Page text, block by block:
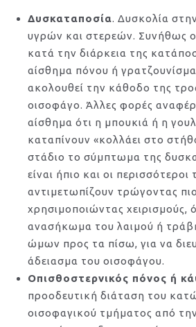
Δυσκαταποσία. Δυσκολία
υγρών και στερεών. Συνήθως
κατά την διάρκεια της
αίσθημα πόνου ή
ακολουθεί την κάθοδο της
οισοφάγο. Άλλες φορές
αίσθημα ότι η μπουκιά ή η
καταπίνουν «κολλάει στο
στάδιο το σύμπτωμα της
είναι ήπιο και οι περισσότεροι
αντιμετωπίζουν τρώγοντας
χρησιμοποιώντας χειρισμούς,
ανασήκωμα του λαιμού ή
ώμων προς τα πίσω, για να
άδειασμα του οισοφάγου.
Οπισθοστερνικός πόνος ή
προοδευτική διάταση του
οισοφαγικού τμήματος από